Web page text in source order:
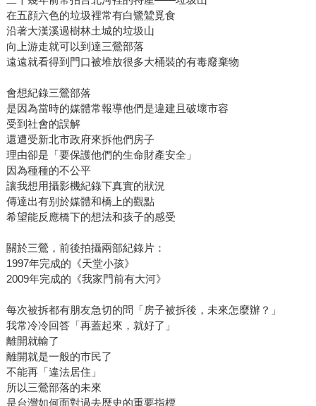
在五顔六色的垃圾裡常有白鷺鷥覓食
沿著大漢溪過樹林土城的垃圾山
向上游走就可以到達三鶯部落
遠遠就看得到門口被堆放很多大桶裝的有毒廢棄物
會想紀錄三鶯部落
是因為當時的媒體常報導他們是違建且破壞市容
受到社會的誤解
還遭受新北市政府來拆他們房子
理由卻是「要保護他們的生命財產安全」
因為種種的不公平
讓我想用攝影機紀錄下真實的狀況
傳達出有别於媒體和橋上的觀點
希望能反應橋下的想法和孩子的感受
關於三鶯，前後拍攝兩部紀錄片：
1997年完成的《天堂小孩》
2009年完成的《我家門前有大河》
每次被拆都有朋友急切的問「房子被拆後，未來怎麼辦？」
我常冷冷回答「再蓋起來，就好了」
離開就輸了
離開就是一般的市民了
不能再「違法居住」
所以三鶯部落的未來
是台灣如何面對過去歴史的重要指標